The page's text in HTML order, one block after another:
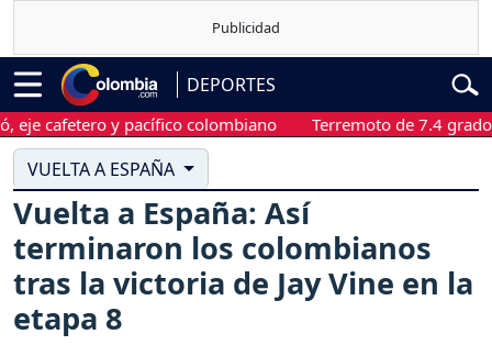
DEPORTES
y pacífico colombiano Terremoto de 7.4 grados
VUELTA A ESPAÑA
Vuelta a España: Así
terminaron los colombianos
tras la victoria de Jay Vine en la
etapa 8